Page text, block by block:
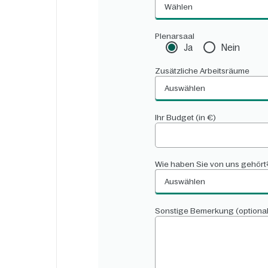
Wählen
Plenarsaal
Ja Nein
Zusätzliche Arbeitsräume
Auswählen
Ihr Budget (in €)
Wie haben Sie von uns
Auswählen
Sonstige Bemerkung